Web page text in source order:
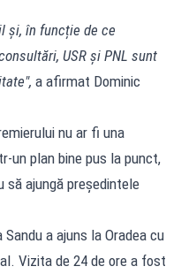
și, în funcție de ce
USR și PNL sunt
a afirmat Dominic
nu ar fi una
un plan bine pus la punct,
să ajungă președintele
a ajuns la Oradea cu
Vizita de 24 de ore a fost